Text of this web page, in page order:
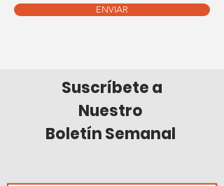
ENVIAR
Suscríbete a
Nuestro
Boletín Semanal